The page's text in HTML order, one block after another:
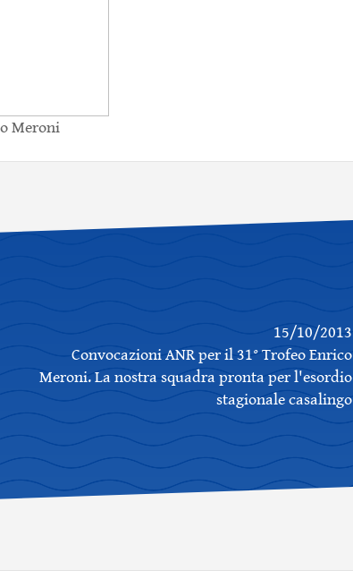
Meroni
15/10/2013
Convocazioni ANR per il 31° Trofeo Enrico
Meroni. La nostra squadra pronta per l'esordio
stagionale casalingo